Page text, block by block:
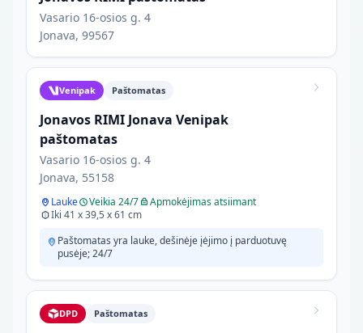
Vasario 16-osios g. 4
Jonava, 99567
Venipak Paštomatas
Jonavos RIMI Jonava Venipak
paštomatas
Vasario 16-osios g. 4
Jonava, 55158
Lauke Veikia 24/7
Apmokėjimas atsiimant
Iki 41 x 39,5 x 61 cm
Paštomatas yra lauke, dešinėje įėjimo į parduotuvę
pusėje; 24/7
DPD Paštomatas